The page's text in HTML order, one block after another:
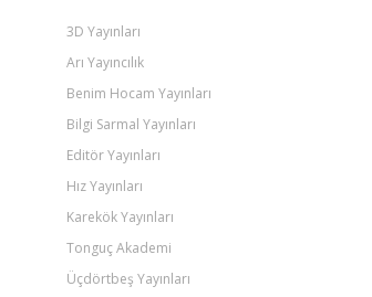
3D Yayınları
Arı Yayıncılık
Benim Hocam Yayınları
Bilgi Sarmal Yayınları
Editör Yayınları
Hız Yayınları
Karekök Yayınları
Tonguç Akademi
Üçdörtbeş Yayınları